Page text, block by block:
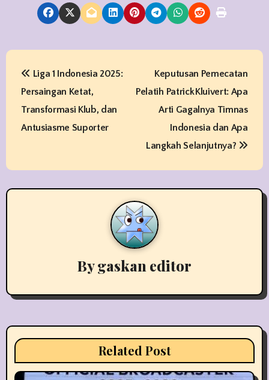
P
n
a
t
i
o
Liga 1 Indonesia 2025:
Persaingan Ketat,
Transformasi Klub, dan
Antusiasme Suporter
Keputusan Pemecatan
Pelatih Patrick Kluivert: Apa
Arti Gagalnya Timnas
Indonesia dan Apa
Langkah Selanjutnya?
Bygaskan editor
Related Post